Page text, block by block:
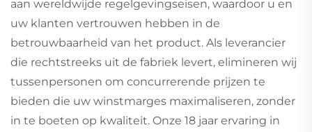
aan wereldwijde regelgevingseisen, waardoor u en
uw klanten vertrouwen hebben in de
betrouwbaarheid van het product. Als leverancier
die rechtstreeks uit de fabriek levert, elimineren wij
tussenpersonen om concurrerende prijzen te
bieden die uw winstmarges maximaliseren, zonder
in te boeten op kwaliteit. Onze 18 jaar ervaring in